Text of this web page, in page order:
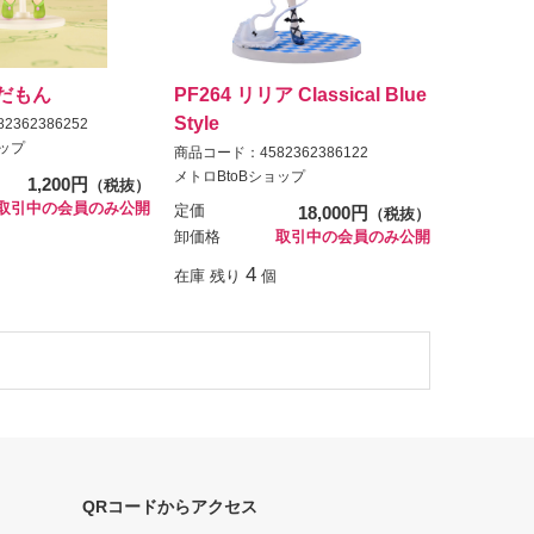
もん
プ
1,200円
（税抜）
引中の会員のみ公開
PF264 リリア Classical Blue
Style
商品コード：4582362386122
メトロBtoBショップ
定価 18,000円
（税抜）
卸価格
取引中の会員のみ公開
在庫 残り 4 個
QRコードからアクセス